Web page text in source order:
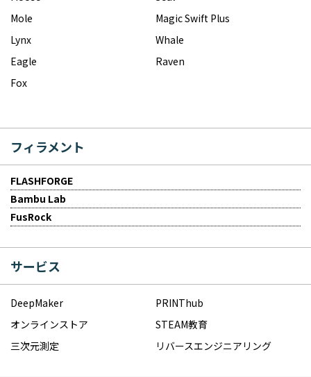
Mole
Magic Swift Plus
Lynx
Whale
Eagle
Raven
Fox
フィラメント
FLASHFORGE
Bambu Lab
FusRock
サービス
DeepMaker
PRINThub
オンラインストア
STEAM教育
三次元測定
リバースエンジニアリング